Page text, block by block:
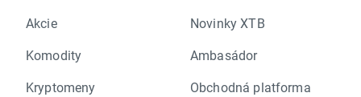
Akcie
Komodity
Kryptomeny
Novinky XTB
Ambasádor
Obchodná platforma